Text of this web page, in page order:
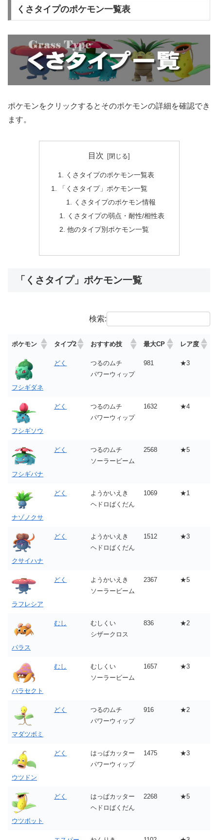
くさタイプのポケモン一覧表
ポケモンをクリックするとそのポケモンの詳細を確認でき
ます。
目次
くさタイプのポケモン一覧表
「くさタイプ」ポケモン一覧
くさタイプのポケモン情報
くさタイプの弱点・耐性/相性表
他のタイプ別ポケモン一覧
「くさタイプ」ポケモン一覧
検索:
ポケモン タイプ2 おすすめ技 最大CP レア度
フシギダネ
どく
つるのムチ
パワーウィップ
981 ★3
フシギソウ
どく
つるのムチ
パワーウィップ
1632 ★4
フシギバナ
どく
つるのムチ
ソーラービーム
2568 ★5
ナゾノクサ
どく
ようかいえき
ヘドロばくだん
1069 ★1
クサイハナ
どく
ようかいえき
ヘドロばくだん
1512 ★3
ラフレシア
どく
ようかいえき
ソーラービーム
2367 ★5
パラス
むし
むしくい
シザークロス
836 ★2
パラセクト
むし
むしくい
ソーラービーム
1657 ★3
マダツボミ
どく
つるのムチ
パワーウィップ
916 ★2
ウツドン
どく
はっぱカッター
パワーウィップ
1475 ★3
ウツボット
どく
はっぱカッター
ヘドロばくだん
2268 ★5